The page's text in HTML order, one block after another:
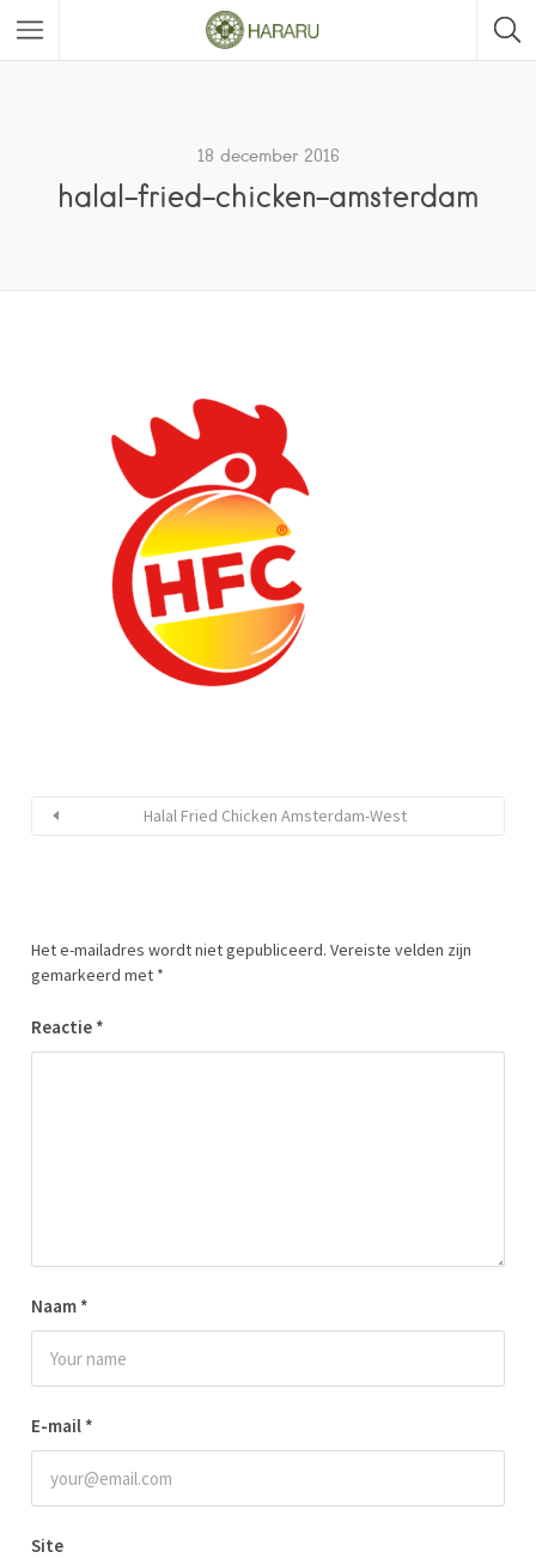
18 december 2016
halal-fried-chicken-amsterdam
Halal Fried Chicken Amsterdam-West
Het e-mailadres wordt niet gepubliceerd. Vereiste velden zijn
gemarkeerd met *
Reactie *
Naam *
E-mail *
Site